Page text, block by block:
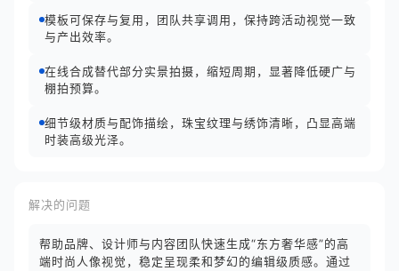
模板可保存与复用，团队共享调用，保持跨活动视觉一致
与产出效率。
在线合成替代部分实景拍摄，缩短周期，显著降低硬广与
棚拍预算。
细节级材质与配饰描绘，珠宝纹理与绣饰清晰，凸显高端
时装高级光泽。
解决的问题
帮助品牌、设计师与内容团队快速生成“东方奢华感”的高
端时尚人像视觉，稳定呈现柔和梦幻的编辑级质感。通过